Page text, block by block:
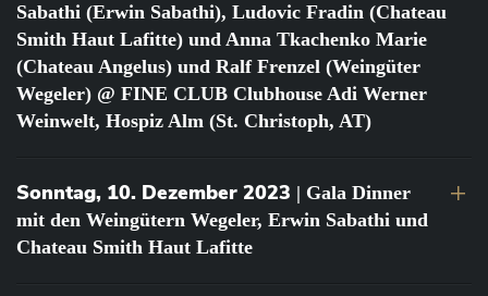
Sabathi (Erwin Sabathi), Ludovic Fradin (Chateau
Smith Haut Lafitte) und Anna Tkachenko Marie
(Chateau Angelus) und Ralf Frenzel (Weingüter
Wegeler) @ FINE CLUB Clubhouse Adi Werner
Weinwelt, Hospiz Alm (St. Christoph, AT)
Sonntag, 10. Dezember 2023 | Gala Dinner
mit den Weingütern Wegeler, Erwin Sabathi und
Chateau Smith Haut Lafitte